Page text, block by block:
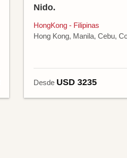
Nido.
HongKong - Filipinas
Hong Kong, Manila, Cebu,
Desde USD 3235